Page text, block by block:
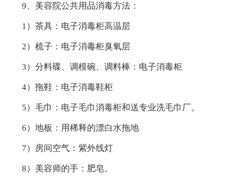
9、美容院公共用品消毒方法：
1）茶具：电子消毒柜高温层
2）梳子：电子消毒柜臭氧层
3）分料碟、调模碗、调料棒：电子消毒柜
4）拖鞋：电子消毒鞋柜
5）毛巾：电子毛巾消毒柜和送专业洗毛巾厂。
6）地板：用稀释的漂白水拖地
7）房间空气：紫外线灯
8）美容师的手：肥皂。